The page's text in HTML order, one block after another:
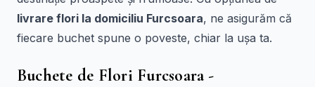
livrare flori la domiciliu Furcsoara, ne asigurăm că
fiecare buchet spune o poveste, chiar la ușa ta.
Buchete de Flori Furcsoara -